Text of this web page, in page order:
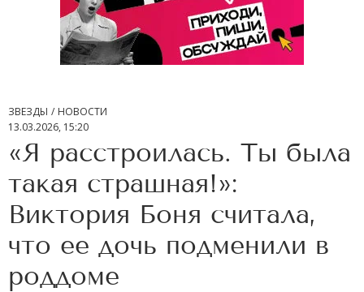
ЗВЕЗДЫ
НОВОСТИ
13.03.2026, 15:20
«Я расстроилась. Ты была
такая страшная!»:
Виктория Боня считала,
что ее дочь подменили в
роддоме